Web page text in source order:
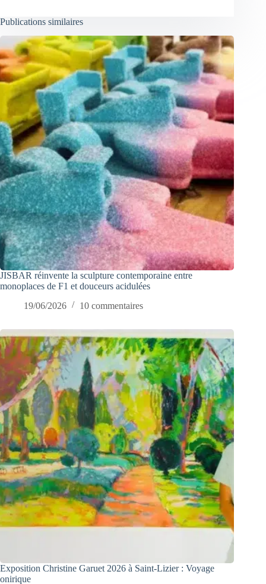
Publications similaires
JISBAR réinvente la sculpture contemporaine entre
monoplaces de F1 et douceurs acidulées
19/06/2026
10 commentaires
Exposition Christine Garuet 2026 à Saint-Lizier : Voyage
onirique